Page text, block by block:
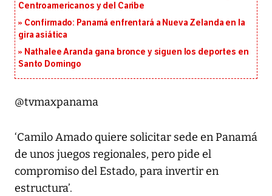
Centroamericanos y del Caribe
Confirmado: Panamá enfrentará a Nueva Zelanda en la
gira asiática
Nathalee Aranda gana bronce y siguen los deportes en
Santo Domingo
@tvmaxpanama
‘Camilo Amado quiere solicitar sede en Panamá
de unos juegos regionales, pero pide el
compromiso del Estado, para invertir en
estructura’.